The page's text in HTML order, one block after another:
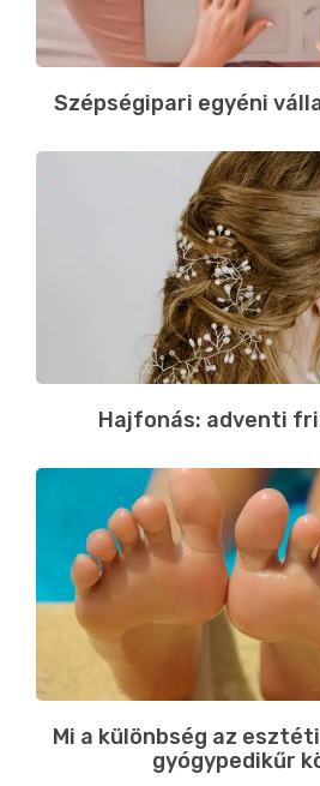
Szépségipari egyéni
Hajfonás: adventi
Mi a különbség az
gyógypedikűr